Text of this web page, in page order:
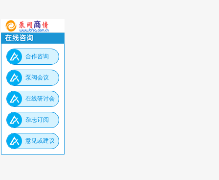
合作咨询
泵阀会议
在线研讨会
杂志订阅
意见或建议